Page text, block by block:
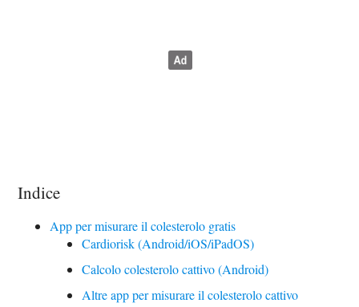
Indice
App per misurare il colesterolo gratis
Cardiorisk (Android/iOS/iPadOS)
Calcolo colesterolo cattivo (Android)
Altre app per misurare il colesterolo cattivo